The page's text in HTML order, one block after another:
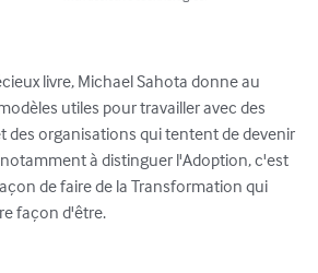
livre, Michael Sahota donne au
utiles pour travailler avec des
des organisations qui tentent de devenir
à distinguer l'Adoption, c'est
de faire de la Transformation qui
façon d'être.